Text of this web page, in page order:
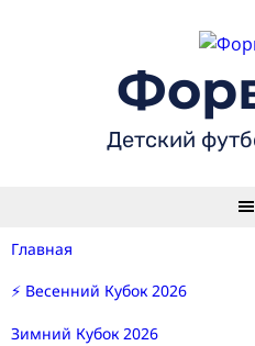
Детский
Главная
⚡ Весенний Кубок 2026
Зимний Кубок 2026